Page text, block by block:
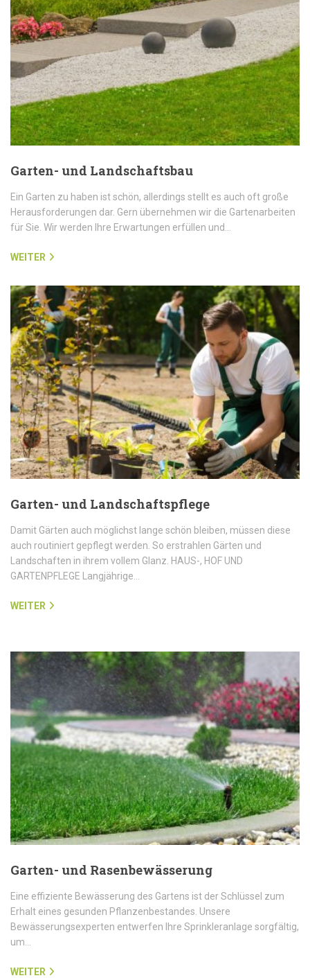
Garten- und Landschaftsbau
Ein Garten zu haben ist schön, allerdings stellt es auch oft große
Herausforderungen dar. Gern übernehmen wir die Gartenarbeiten
für Sie. Wir werden Ihre Erwartungen erfüllen und…
WEITER
Garten- und Landschaftspflege
Damit Gärten auch möglichst lange schön bleiben, müssen diese
auch routiniert gepflegt werden. So erstrahlen Gärten und
Landschaften in ihrem vollem Glanz. HAUS-, HOF UND
GARTENPFLEGE Langjährige…
WEITER
Garten- und Rasenbewässerung
Eine effiziente Bewässerung des Gartens ist der Schlüssel zum
Erhalt eines gesunden Pflanzenbestandes. Unsere
Bewässerungsexperten entwerfen Ihre Sprinkleranlage sorgfältig,
um…
WEITER